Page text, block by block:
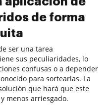
de forma
ser una tarea
sus peculiaridades, lo
confusas o a depender
para sortearlas. La
que hará que este
menos arriesgado.